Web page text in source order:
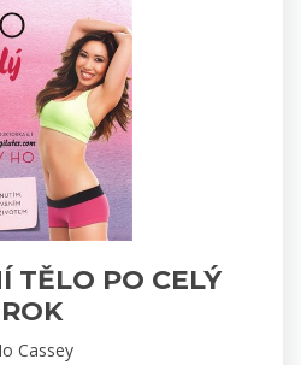
TĚLO PO CELÝ
ROK
Cassey